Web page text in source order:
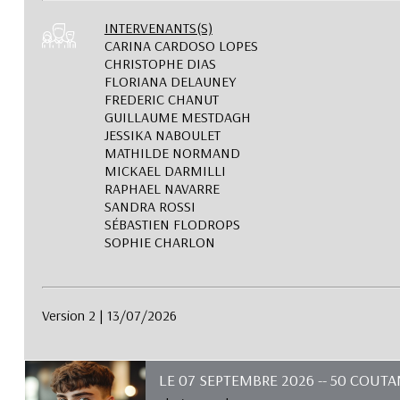
INTERVENANTS(S)
CARINA CARDOSO LOPES
CHRISTOPHE DIAS
FLORIANA DELAUNEY
FREDERIC CHANUT
GUILLAUME MESTDAGH
JESSIKA NABOULET
MATHILDE NORMAND
MICKAEL DARMILLI
RAPHAEL NAVARRE
SANDRA ROSSI
SÉBASTIEN FLODROPS
SOPHIE CHARLON
Version 2 | 13/07/2026
LE 07 SEPTEMBRE 2026 -- 50